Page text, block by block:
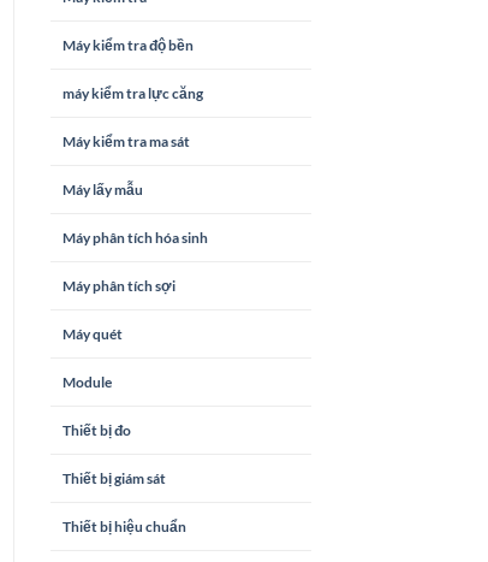
Máy kiểm tra độ bền
máy kiểm tra lực căng
Máy kiểm tra ma sát
Máy lấy mẫu
Máy phân tích hóa sinh
Máy phân tích sợi
Máy quét
Module
Thiết bị đo
Thiết bị giám sát
Thiết bị hiệu chuẩn